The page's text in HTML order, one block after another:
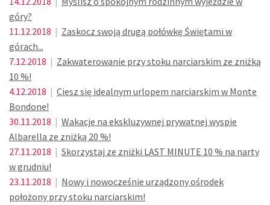
góry?
11.12.2018 | Zaskocz swoją drugą połówkę Świętami w
górach...
7.12.2018 | Zakwaterowanie przy stoku narciarskim ze zniżką
10 %!
4.12.2018 | Ciesz się idealnym urlopem narciarskim w Monte
Bondone!
30.11.2018 | Wakacje na ekskluzywnej prywatnej wyspie
Albarella ze zniżką 20 %!
27.11.2018 | Skorzystaj ze zniżki LAST MINUTE 10 % na narty
w grudniu!
23.11.2018 | Nowy i nowocześnie urządzony ośrodek
położony przy stoku narciarskim!